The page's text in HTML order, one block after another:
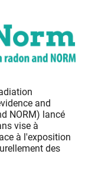
and
NORM) lancé
vise à
à l'exposition
des